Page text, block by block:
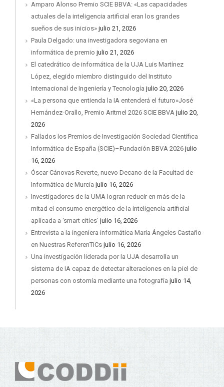
Amparo Alonso Premio SCIE BBVA: «Las capacidades
actuales de la inteligencia artificial eran los grandes
sueños de sus inicios» julio 21, 2026
Paula Delgado: una investigadora segoviana en
informática de premio julio 21, 2026
El catedrático de informática de la UJA Luis Martínez
López, elegido miembro distinguido del Instituto
Internacional de Ingeniería y Tecnología julio 20, 2026
«La persona que entienda la IA entenderá el futuro»José
Hernández-Orallo, Premio Aritmel 2026 SCIE BBVA julio 20,
2026
Fallados los Premios de Investigación Sociedad Científica
Informática de España (SCIE)–Fundación BBVA 2026 julio
16, 2026
Óscar Cánovas Reverte, nuevo Decano de la Facultad de
Informática de Murcia julio 16, 2026
Investigadores de la UMA logran reducir en más de la
mitad el consumo energético de la inteligencia artificial
aplicada a ‘smart cities’ julio 16, 2026
Entrevista a la ingeniera informática María Ángeles Castaño
en Nuestras ReferenTICs julio 16, 2026
Una investigación liderada por la UJA desarrolla un
sistema de IA capaz de detectar alteraciones en la piel de
personas con ostomía mediante una fotografía julio 14,
2026